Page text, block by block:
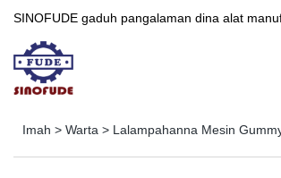
SINOFUDE gaduh pangalaman dina alat
Imah > Warta > Lalampahanna Mesin